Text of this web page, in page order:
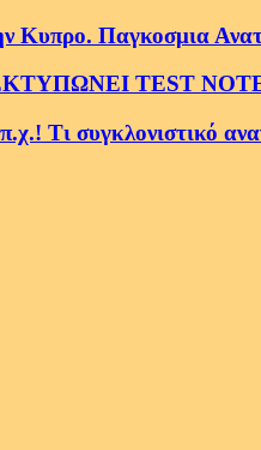
Παγκοσμια
TEST
Τι συγκλονιστικό